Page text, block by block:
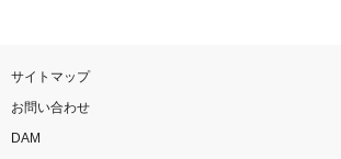
サイトマップ
お問い合わせ
DAM